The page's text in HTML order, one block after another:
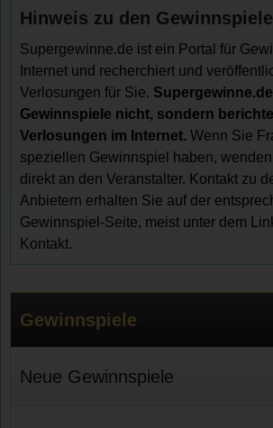
Hinweis zu den
Supergewinne.de ist ein Portal für
Internet und recherchiert und
Verlosungen für Sie.
Gewinnspiele nicht, sondern
Verlosungen im Internet. Wenn Sie
speziellen Gewinnspiel haben,
direkt an den Veranstalter. Kontakt zu
Anbietern erhalten Sie auf der
Gewinnspiel-Seite, meist unter dem
Kontakt.
Gewinnspiele
Neue Gewinnspiele